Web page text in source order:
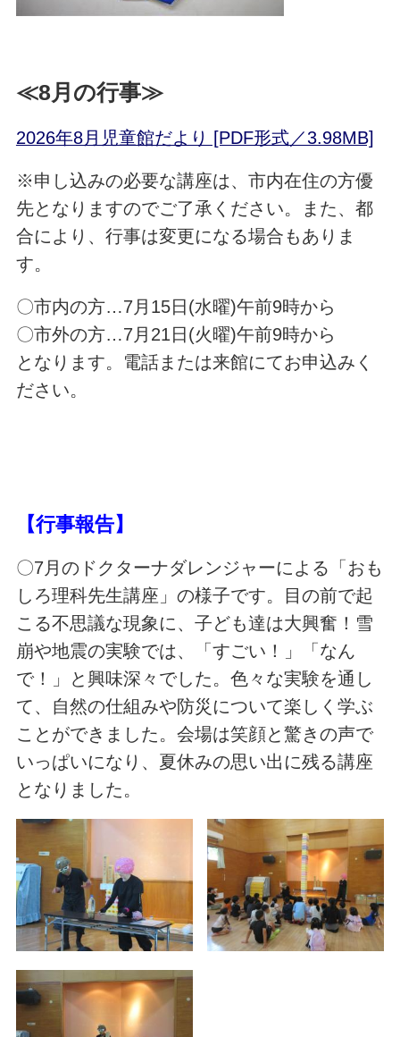
≪8月の行事≫
2026年8月児童館だより [PDF形式／3.98MB]
※申し込みの必要な講座は、市内在住の方優
先となりますのでご了承ください。また、都
合により、行事は変更になる場合もありま
す。
〇市内の方…7月15日(水曜)午前9時から
〇市外の方…7月21日(火曜)午前9時から
となります。電話または来館にてお申込みく
ださい。
【行事報告】
〇7月のドクターナダレンジャーによる「おも
しろ理科先生講座」の様子です。目の前で起
こる不思議な現象に、子ども達は大興奮！雪
崩や地震の実験では、「すごい！」「なん
で！」と興味深々でした。色々な実験を通し
て、自然の仕組みや防災について楽しく学ぶ
ことができました。会場は笑顔と驚きの声で
いっぱいになり、夏休みの思い出に残る講座
となりました。